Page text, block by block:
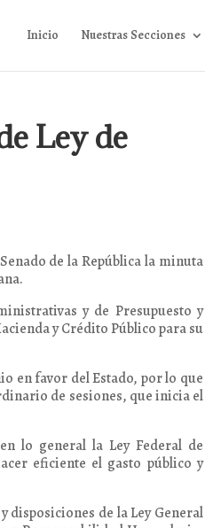
Inicio Nuestras Secciones
Ley de
de la República la minuta
y de Presupuesto y
y Crédito Público para su
en favor del Estado, por lo que
de sesiones, que inicia el
lo general la Ley Federal de
eficiente el gasto público y
disposiciones de la Ley General